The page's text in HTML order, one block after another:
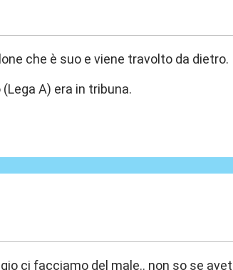
che è suo e viene travolto da dietro.
A) era in tribuna.
ci facciamo del male.. non so se